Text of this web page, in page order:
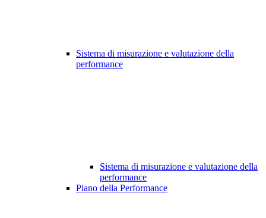
Sistema di misurazione e valutazione della
performance
Sistema di misurazione e valutazione della
performance
Piano della Performance